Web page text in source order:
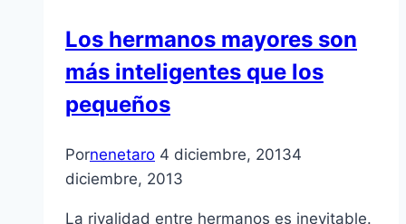
Los hermanos mayores son
más inteligentes que los
pequeños
Pornenetaro 4 diciembre, 20134
diciembre, 2013
La rivalidad entre hermanos es inevitable.